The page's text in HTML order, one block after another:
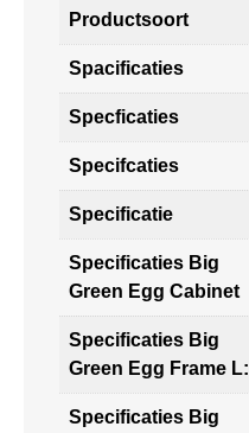
Productsoort
Spacificaties
Specficaties
Specifcaties
Specificatie
Specificaties Big
Green Egg Cabinet
Specificaties Big
Green Egg Frame L:
Specificaties Big